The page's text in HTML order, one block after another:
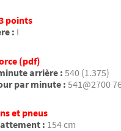
points
: I
(pdf)
arrière :540 (1.375)
par minute : 541@2700
et pneus
: 154 cm